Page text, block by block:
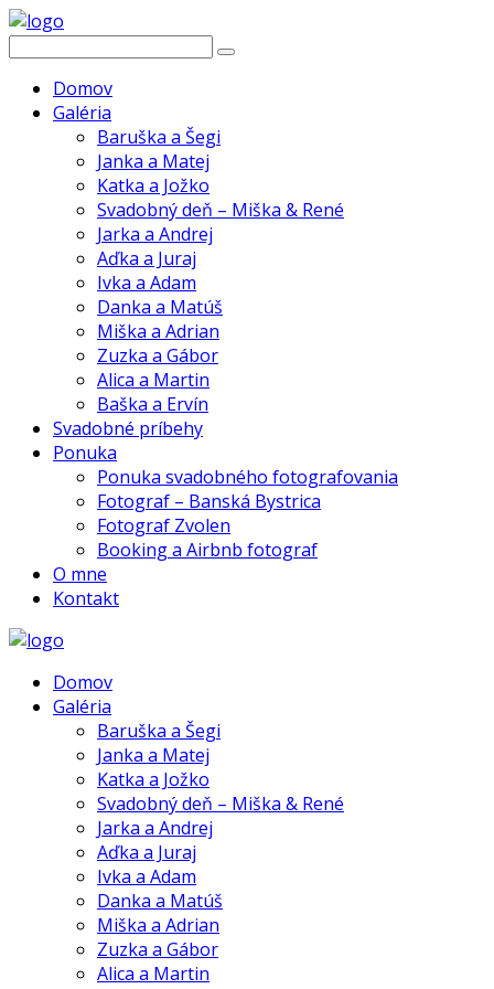
Domov
Galéria
Baruška a Šegi
Janka a Matej
Katka a Jožko
Svadobný deň – Miška & René
Jarka a Andrej
Aďka a Juraj
Ivka a Adam
Danka a Matúš
Miška a Adrian
Zuzka a Gábor
Alica a Martin
Baška a Ervín
Svadobné príbehy
Ponuka
Ponuka svadobného fotografovania
Fotograf – Banská Bystrica
Fotograf Zvolen
Booking a Airbnb fotograf
O mne
Kontakt
Domov
Galéria
Baruška a Šegi
Janka a Matej
Katka a Jožko
Svadobný deň – Miška & René
Jarka a Andrej
Aďka a Juraj
Ivka a Adam
Danka a Matúš
Miška a Adrian
Zuzka a Gábor
Alica a Martin